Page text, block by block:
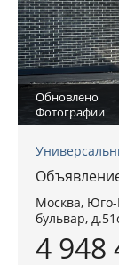
Обновлено
Фотографии
Москва,
бульвар,
4 948